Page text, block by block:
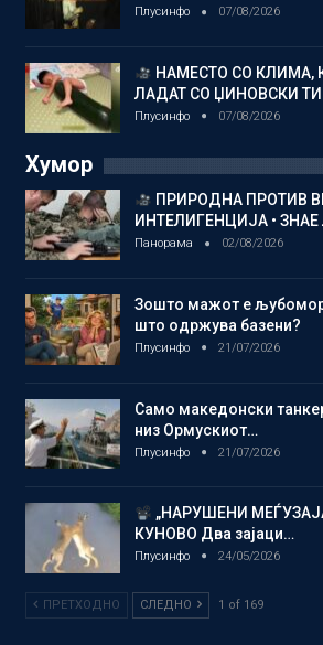
Плусинфо 07/08/2026
НАМЕСТО СО КЛИМА,
ЛАДАТ СО ЏИНОВСКИ
Плусинфо 07/08/2026
Хумор
ПРИРОДНА ПРОТИВ
ИНТЕЛИГЕНЦИЈА •
Панорама 02/08/2026
Зошто мажот е
што одржува базени?
Плусинфо 21/07/2026
Само македонски
низ Ормускиот…
Плусинфо 21/07/2026
„НАРУШЕНИ
КУНОВО Два зајаци…
Плусинфо 24/05/2026
ПРЕТХОДНО СЛЕДНО 1 of 169